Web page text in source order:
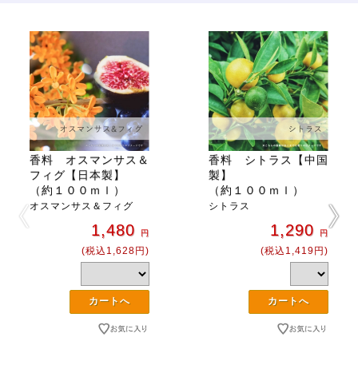
香料 オスマンサス＆
フィグ【日本製】
（約１００ｍｌ）
オスマンサス＆フィグ
1,480 円
(税込1,628円)
香料 シトラス【中国
製】
（約１００ｍｌ）
シトラス
1,290 円
(税込1,419円)